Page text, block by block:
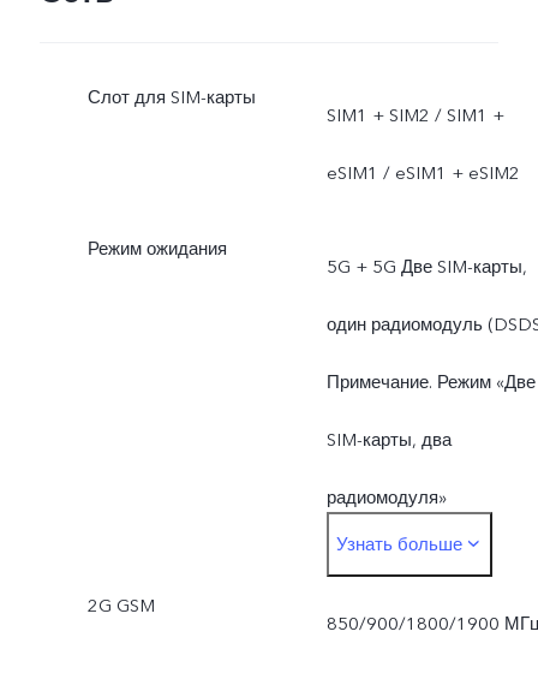
Слот для SIM-карты
SIM1 + SIM2 / SIM1 +
eSIM1 / eSIM1 + eSIM2
Режим ожидания
5G + 5G Две SIM-карты,
один радиомодуль
Примечание. Режим «Две
SIM-карты, два
радиомодуля»
поддерживает только
определенные
Узнать больше
2G GSM
850/900/1800/1900